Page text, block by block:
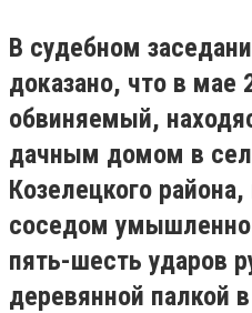
В судебном
доказано, что в мае
обвиняемый,
дачным домом в
Козелецкого
соседом умышленно
пять-шесть ударов
деревянной палкой